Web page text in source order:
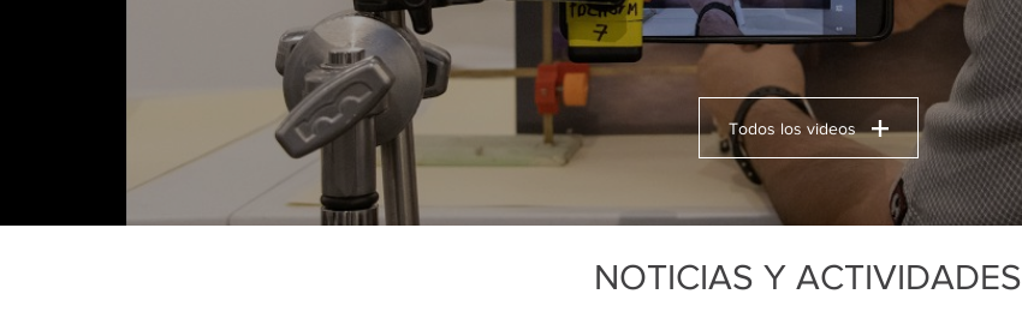
Todos los videos
NOTICIAS Y ACTIVIDADES